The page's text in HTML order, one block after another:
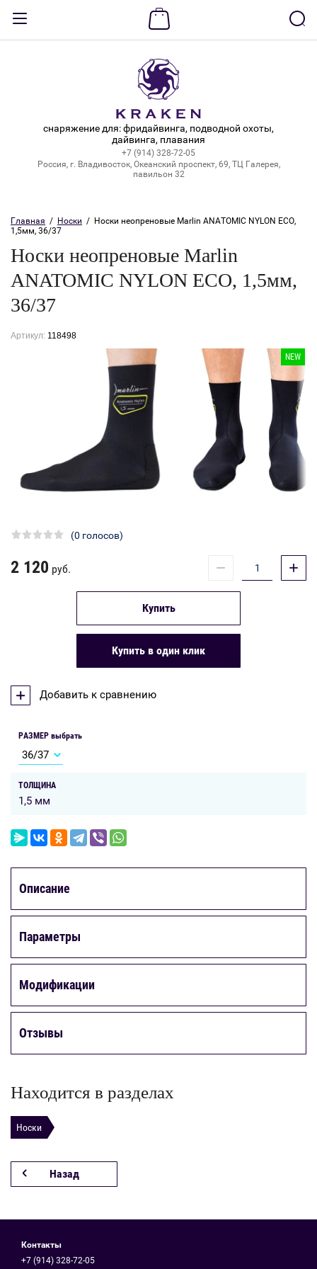
Регистрация
снаряжение для: фридайвинга, подводной охоты,
дайвинга, плавания
+7 (914) 328-72-05
Россия, г. Владивосток, Океанский проспект, 69, ТЦ Галерея,
павильон 32
Главная
  /
Носки
  /  Носки неопреновые Marlin ANATOMIC NYLON ECO,
1,5мм, 36/37
Носки неопреновые Marlin
ANATOMIC NYLON ECO, 1,5мм,
36/37
Артикул: 118498
NEW
(0 голосов)
2 120 руб. − +
Купить
Купить в один клик
Добавить к сравнению
РАЗМЕР выбрать
ТОЛЩИНА
1,5 мм
Описание
Параметры
Модификации
Отзывы
Находится в разделах
Носки
Назад
Контакты
+7 (914) 328-72-05